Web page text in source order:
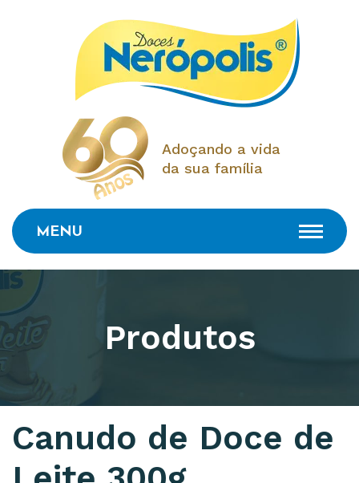
Adoçando a vida
da sua família
MENU
Produtos
Canudo de Doce de